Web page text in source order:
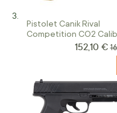
Pistolet Canik Rival
Competition CO2
Prix
152,10 €